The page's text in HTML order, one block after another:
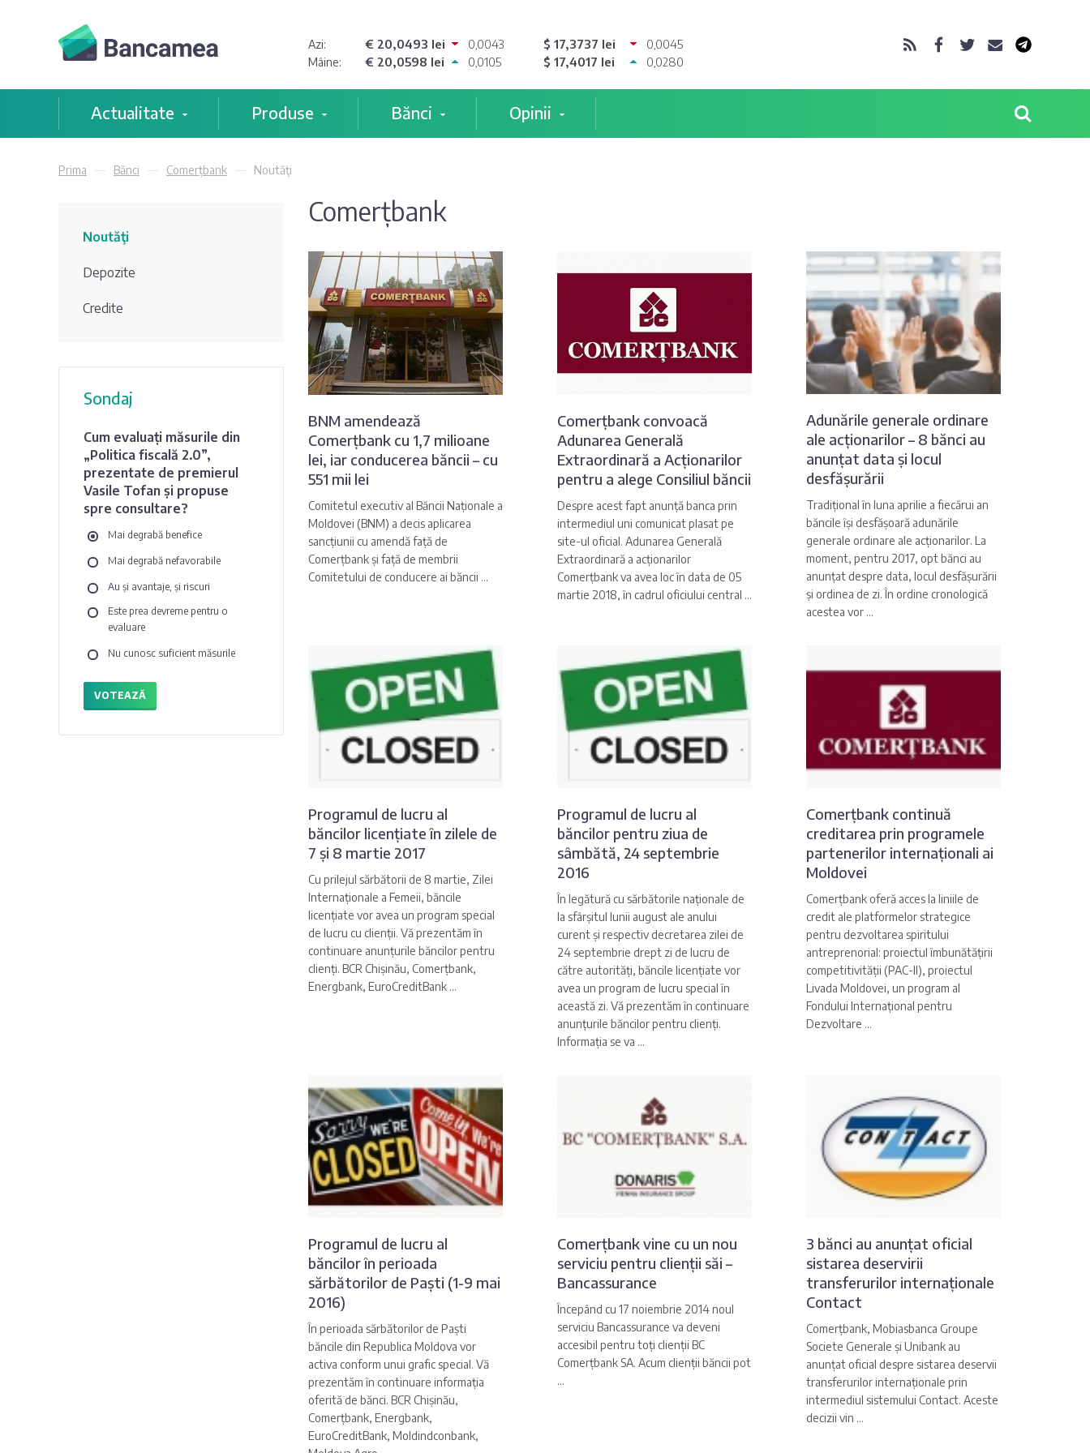
Azi: € 20,0493 lei 0,0043 $ 17,3737 lei 0,0045
Mâine: € 20,0598 lei 0,0105 $ 17,4017 lei 0,0280
Actualitate Produse Bănci Opinii
Prima Bănci Comerțbank Noutăţi
Noutăţi
Depozite
Credite
Sondaj
Cum evaluați măsurile din
„Politica fiscală 2.0”,
prezentate de premierul
Vasile Tofan și propuse
spre consultare?
Mai degrabă benefice
Mai degrabă nefavorabile
Au și avantaje, și riscuri
Este prea devreme pentru o
evaluare
Nu cunosc suficient măsurile
VOTEAZĂ
Comerțbank
BNM amendează
Comerțbank cu 1,7 milioane
lei, iar conducerea băncii – cu
551 mii lei
Comitetul executiv al Băncii Naționale a
Moldovei (BNM) a decis aplicarea
sancțiunii cu amendă față de
Comerțbank și față de membrii
Comitetului de conducere ai băncii ...
Comerțbank convoacă
Adunarea Generală
Extraordinară a Acționarilor
pentru a alege Consiliul băncii
Despre acest fapt anunță banca prin
intermediul uni comunicat plasat pe
site-ul oficial. Adunarea Generală
Extraordinară a acționarilor
Comerțbank va avea loc în data de 05
martie 2018, în cadrul oficiului central ...
Adunările generale ordinare
ale acționarilor – 8 bănci au
anunțat data și locul
desfășurării
Tradițional în luna aprilie a fiecărui an
băncile își desfășoară adunările
generale ordinare ale acționarilor. La
moment, pentru 2017, opt bănci au
anunțat despre data, locul desfășurării
și ordinea de zi. În ordine cronologică
acestea vor ...
Programul de lucru al
băncilor licențiate în zilele de
7 și 8 martie 2017
Cu prilejul sărbătorii de 8 martie, Zilei
Internaționale a Femeii, băncile
licențiate vor avea un program special
de lucru cu clienții. Vă prezentăm în
continuare anunțurile băncilor pentru
clienți. BCR Chișinău, Comerțbank,
Energbank, EuroCreditBank ...
Programul de lucru al
băncilor pentru ziua de
sâmbătă, 24 septembrie
2016
În legătură cu sărbătorile naționale de
la sfârșitul lunii august ale anului
curent și respectiv decretarea zilei de
24 septembrie drept zi de lucru de
către autorități, băncile licențiate vor
avea un program de lucru special în
această zi. Vă prezentăm în continuare
anunțurile băncilor pentru clienți.
Informația se va ...
Comerțbank continuă
creditarea prin programele
partenerilor internaționali ai
Moldovei
Comerțbank oferă acces la liniile de
credit ale platformelor strategice
pentru dezvoltarea spiritului
antreprenorial: proiectul îmbunătățirii
competitivității (PAC-II), proiectul
Livada Moldovei, un program al
Fondului Internațional pentru
Dezvoltare ...
Programul de lucru al
băncilor în perioada
sărbătorilor de Paști (1-9 mai
2016)
În perioada sărbătorilor de Paști
băncile din Republica Moldova vor
activa conform unui grafic special. Vă
prezentăm în continuare informația
oferită de bănci. BCR Chișinău,
Comerțbank, Energbank,
EuroCreditBank, Moldindconbank,
Comerțbank vine cu un nou
serviciu pentru clienții săi –
Bancassurance
Începând cu 17 noiembrie 2014 noul
serviciu Bancassurance va deveni
accesibil pentru toți clienții BC
Comerțbank SA. Acum clienții băncii pot
...
3 bănci au anunțat oficial
sistarea deservirii
transferurilor internaționale
Contact
Comerțbank, Mobiasbanca Groupe
Societe Generale și Unibank au
anunțat oficial despre sistarea deservii
transferurilor internaționale prin
intermediul sistemului Contact. Aceste
decizii vin ...